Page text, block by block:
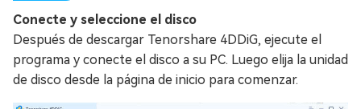
Conecte y seleccione el disco
Después de descargar Tenorshare 4DDiG, ejecute el
programa y conecte el disco a su PC. Luego elija la unidad
de disco desde la página de inicio para comenzar.